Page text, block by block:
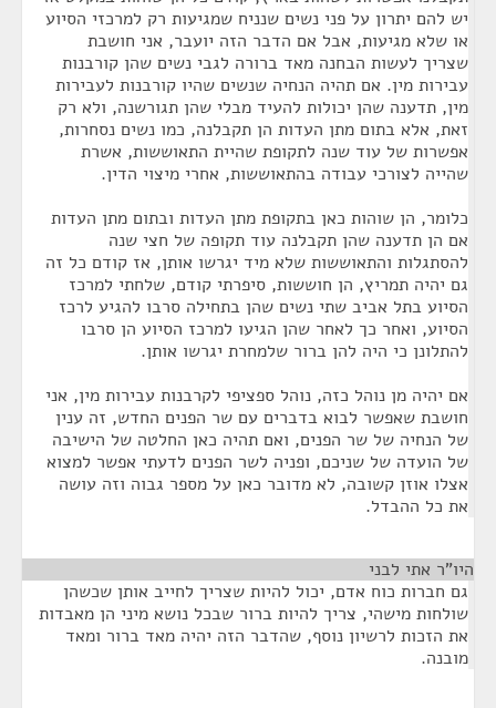
יש להם יתרון על פני נשים שנניח שמגיעות רק למרכזי הסיוע
או שלא מגיעות, אבל אם הדבר הזה יועבר, אני חושבת
שצריך לעשות הבחנה מאד ברורה לגבי נשים שהן קורבנות
עבירות מין. אם תהיה הנחיה שנשים שהיו קורבנות לעבירות
מין, תדענה שהן יכולות להעיד מבלי שהן תגורשנה, ולא רק
זאת, אלא בתום מתן העדות הן תקבלנה, כמו נשים נסחרות,
אפשרות של עוד שנה לתקופת שהיית התאוששות, אשרת
שהייה לצורכי עבודה בהתאוששות, אחרי מיצוי הדין.
כלומר, הן שוהות כאן בתקופת מתן העדות ובתום מתן העדות
אם הן תדענה שהן תקבלנה עוד תקופה של חצי שנה
להסתגלות והתאוששות שלא מיד יגרשו אותן, אז קודם כל זה
גם יהיה תמריץ, הן חוששות, סיפרתי קודם, שלחתי למרכז
הסיוע בתל אביב שתי נשים שהן בתחילה סרבו להגיע לרכז
הסיוע, ואחר כך לאחר שהן הגיעו למרכז הסיוע הן סרבו
להתלונן כי היה להן ברור שלמחרת יגרשו אותן.
אם יהיה מן נוהל כזה, נוהל ספציפי לקרבנות עבירות מין, אני
חושבת שאפשר לבוא בדברים עם שר הפנים החדש, זה ענין
של הנחיה של שר הפנים, ואם תהיה כאן החלטה של הישיבה
של הועדה של שניכם, ופניה לשר הפנים לדעתי אפשר למצוא
אצלו אוזן קשובה, לא מדובר כאן על מספר גבוה וזה עושה
את כל ההבדל.
היו"ר אתי לבני
גם חברות כוח אדם, יכול להיות שצריך לחייב אותן שכשהן
שולחות מישהי, צריך להיות ברור שבכל נושא מיני הן מאבדות
את הזכות לרשיון נוסף, שהדבר הזה יהיה מאד ברור ומאד
מובנה.